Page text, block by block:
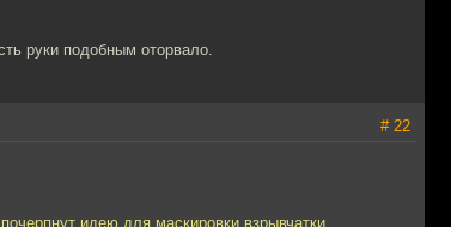
руки подобным оторвало.
# 22
идею для маскировки взрывчатки,